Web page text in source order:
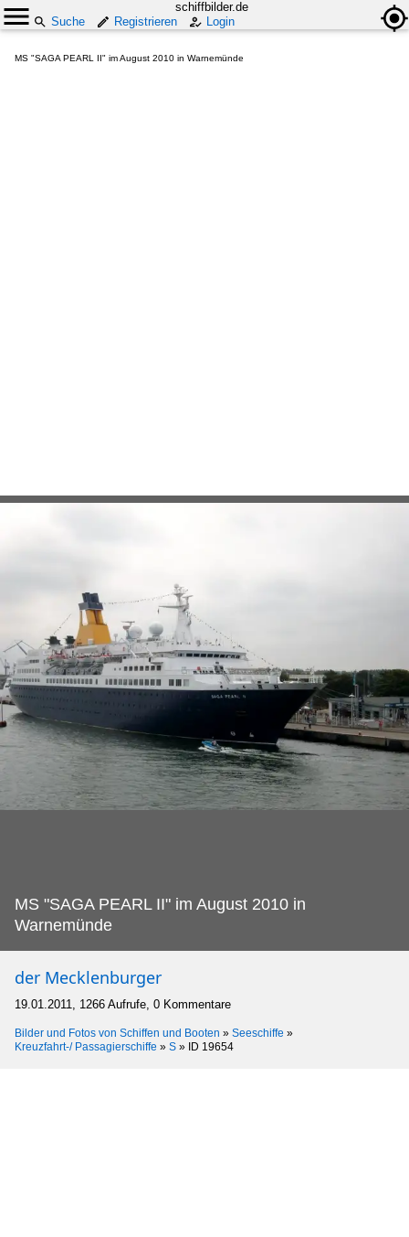
schiffbilder.de
Suche
Registrieren Login
MS "SAGA PEARL II" im August 2010 in Warnemünde
MS "SAGA PEARL II" im August 2010 in
Warnemünde
der Mecklenburger
19.01.2011, 1266 Aufrufe, 0 Kommentare
Bilder und Fotos von Schiffen und Booten » Seeschiffe »
Kreuzfahrt-/ Passagierschiffe » S » ID 19654